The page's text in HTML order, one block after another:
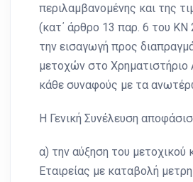
περιλαμβανομένης και της
(κατ΄ άρθρο 13 παρ. 6 του
την εισαγωγή προς
μετοχών στο
κάθε συναφούς με τα
Η Γενική Συνέλευση
α) την αύξηση του μετοχικού
Εταιρείας με καταβολή